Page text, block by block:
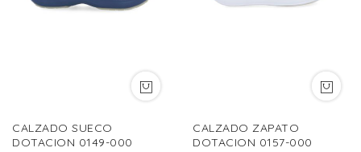
CALZADO SUECO
DOTACION 0149-000
CALZADO ZAPATO
DOTACION 0157-000